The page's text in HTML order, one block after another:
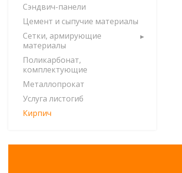
Сэндвич-панели
Цемент и сыпучие материалы
Сетки, армирующие
материалы
Поликарбонат,
комплектующие
Металлопрокат
Услуга листогиб
Кирпич